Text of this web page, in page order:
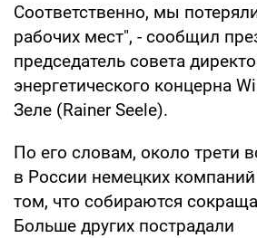
Соответственно, мы
рабочих мест", - сообщил
председатель совета
энергетического концерна
Зеле (Rainer Seele).
По его словам, около трети
в России немецких
том, что собираются
Больше других пострадали